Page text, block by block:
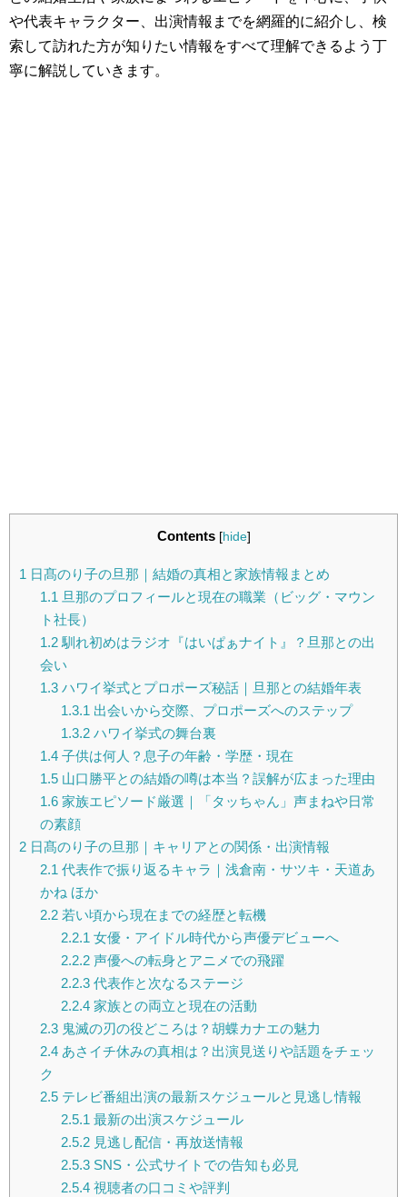
や代表キャラクター、出演情報までを網羅的に紹介し、検
索して訪れた方が知りたい情報をすべて理解できるよう丁
寧に解説していきます。
Contents [hide]
1 日髙のり子の旦那｜結婚の真相と家族情報まとめ
1.1 旦那のプロフィールと現在の職業（ビッグ・マウン
ト社長）
1.2馴れ初めはラジオ『はいぱぁナイト』？旦那との出
会い
1.3ハワイ挙式とプロポーズ秘話｜旦那との結婚年表
1.3.1 出会いから交際、プロポーズへのステップ
1.3.2ハワイ挙式の舞台裏
1.4子供は何人？息子の年齢・学歴・現在
1.5山口勝平との結婚の噂は本当？誤解が広まった理由
1.6家族エピソード厳選｜「タッちゃん」声まねや日常
の素顔
2 日髙のり子の旦那｜キャリアとの関係・出演情報
2.1 代表作で振り返るキャラ｜浅倉南・サツキ・天道あ
かね ほか
2.2若い頃から現在までの経歴と転機
2.2.1 女優・アイドル時代から声優デビューへ
2.2.2声優への転身とアニメでの飛躍
2.2.3代表作と次なるステージ
2.2.4家族との両立と現在の活動
2.3鬼滅の刃の役どころは？胡蝶カナエの魅力
2.4あさイチ休みの真相は？出演見送りや話題をチェッ
ク
2.5テレビ番組出演の最新スケジュールと見逃し情報
2.5.1 最新の出演スケジュール
2.5.2見逃し配信・再放送情報
2.5.3SNS・公式サイトでの告知も必見
2.5.4視聴者の口コミや評判